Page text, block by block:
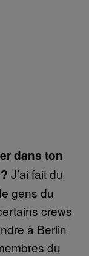
dans ton
J’ai fait du
gens du
crews
à Berlin
du